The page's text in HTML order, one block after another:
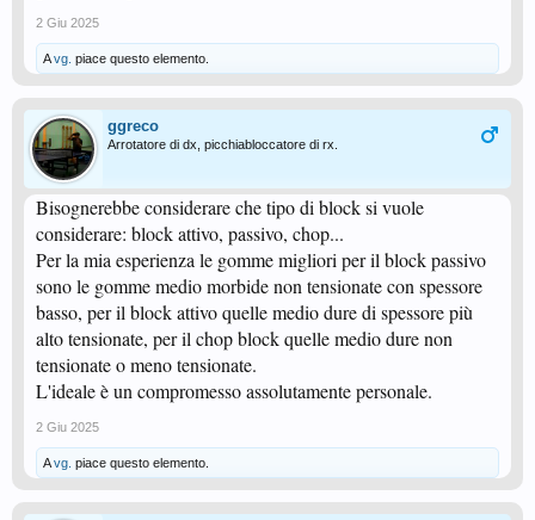
2 Giu 2025
Avg. piace questo elemento.
ggreco
Arrotatore di dx, picchiabloccatore di rx.
Bisognerebbe considerare che tipo di block si vuole
considerare: block attivo, passivo, chop...
Per la mia esperienza le gomme migliori per il block passivo
sono le gomme medio morbide non tensionate con spessore
basso, per il block attivo quelle medio dure di spessore più
alto tensionate, per il chop block quelle medio dure non
tensionate o meno tensionate.
L'ideale è un compromesso assolutamente personale.
2 Giu 2025
Avg. piace questo elemento.